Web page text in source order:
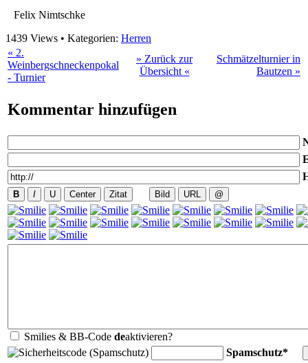
Felix Nimtschke
1439 Views • Kategorien: Herren
« 2.
Weinbergschneckenpokal
- Turnier
» Zurück zur
Übersicht «
Schmätzelturnier in
Bautzen »
Kommentar hinzufügen
Smilies & BB-Code deaktivieren?
Spamschutz*